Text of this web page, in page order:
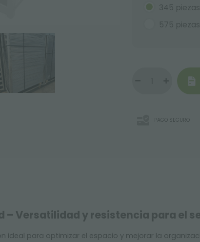
345 piezas
575 piezas
PAGO SEGURO
– Versatilidad y resistencia para el
ideal para optimizar el espacio y mejorar la